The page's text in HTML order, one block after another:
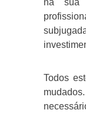
na sua
Todos